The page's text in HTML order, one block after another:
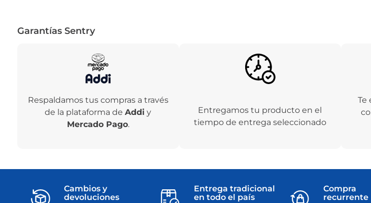
Garantías Sentry
Respaldamos tus compras a través
de la plataforma deAddi y
Mercado Pago.
Entregamos tu producto en el
tiempo de entrega seleccionado
Te
Cambios y
devoluciones
Entrega tradicional
en todo el país
Compra
recurrente